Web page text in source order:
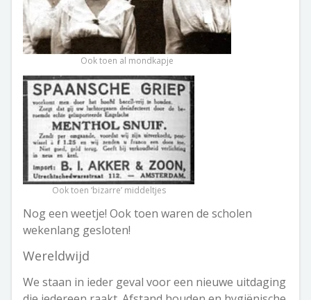
Ook toen al mondkapje
Ook toen ‘bizarre’ middeltjes
Nog een weetje! Ook toen waren de scholen
wekenlang gesloten!
Wereldwijd
We staan in ieder geval voor een nieuwe uitdaging